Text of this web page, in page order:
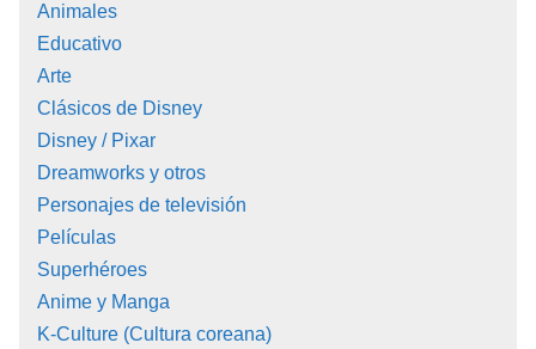
Animales
Educativo
Arte
Clásicos de Disney
Disney / Pixar
Dreamworks y otros
Personajes de televisión
Películas
Superhéroes
Anime y Manga
K-Culture (Cultura coreana)